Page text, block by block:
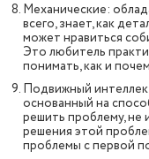
Механические:
всего, знает, как
может нравиться
Это любитель
понимать, как и
Подвижный
основанный на
решить проблему, не
решения этой
проблемы с первой